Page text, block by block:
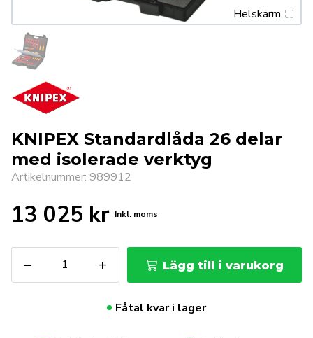
Helskärm
KNIPEX Standardlåda 26 delar
med isolerade verktyg
Artikelnummer: 989912
13 025 kr Inkl. moms
−
Standardlåda
26
+ Lägg till i varukorg
Fåtal kvar i lager